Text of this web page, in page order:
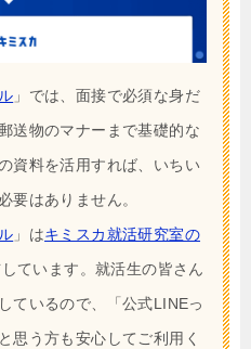
」では、面接で必須な身だ
送物のマナーまで基礎的な
資料を活用すれば、いちい
要はありません。
」はキミスカ就活研究室の
ています。就活生の皆さん
ているので、「公式LINEっ
思う方も安心してご利用く